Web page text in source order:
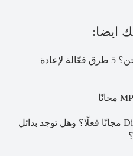
ايضا:
بطارية اللاب توب لا تشحن؟ 5 طرق فعّالة لإعادة
هل يمكن تحميل Disk Drill مجانًا فعلًا؟ وهل توجد بدائل